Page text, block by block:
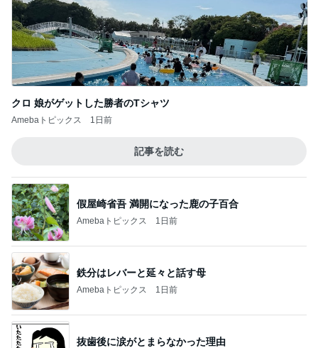
クロ 娘がゲットした勝者のTシャツ
Amebaトピックス 1日前
記事を読む
假屋崎省吾 満開になった鹿の子百合
Amebaトピックス 1日前
鉄分はレバーと延々と話す母
Amebaトピックス 1日前
抜歯後に涙がとまらなかった理由